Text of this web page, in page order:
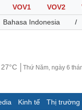
VOV1 VOV2
Bahasa Indonesia /
27°C Thứ Năm, ngày 6
Kinh tế Thị trường